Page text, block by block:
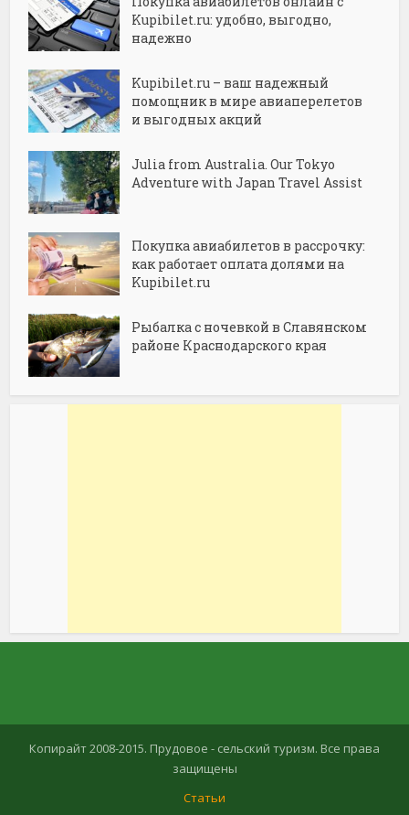
Kupibilet.ru: удобно, выгодно,
надежно
Kupibilet.ru – ваш надежный
помощник в мире авиаперелетов
и выгодных акций
Julia from Australia. Our Tokyo
Adventure with Japan Travel Assist
Покупка авиабилетов в рассрочку:
как работает оплата долями на
Kupibilet.ru
Рыбалка с ночевкой в Славянском
районе Краснодарского края
Копирайт 2008-2015. Прудовое - сельский туризм. Все права
защищены
Статьи